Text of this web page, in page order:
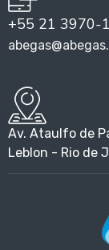
+55 21 3970-
Av. Ataulfo de
Leblon - Rio de